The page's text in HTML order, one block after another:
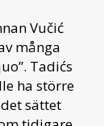
Vučić
många
Tadićs
ha större
sättet